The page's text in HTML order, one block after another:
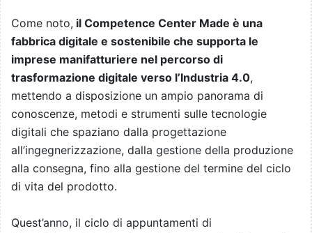
Come noto, il Competence Center Made è una
fabbrica digitale e sostenibile che supporta le
imprese manifatturiere nel percorso di
trasformazione digitale verso l’Industria 4.0,
mettendo a disposizione un ampio panorama di
conoscenze, metodi e strumenti sulle tecnologie
digitali che spaziano dalla progettazione
all’ingegnerizzazione, dalla gestione della produzione
alla consegna, fino alla gestione del termine del ciclo
di vita del prodotto.
Quest’anno, il ciclo di appuntamenti di